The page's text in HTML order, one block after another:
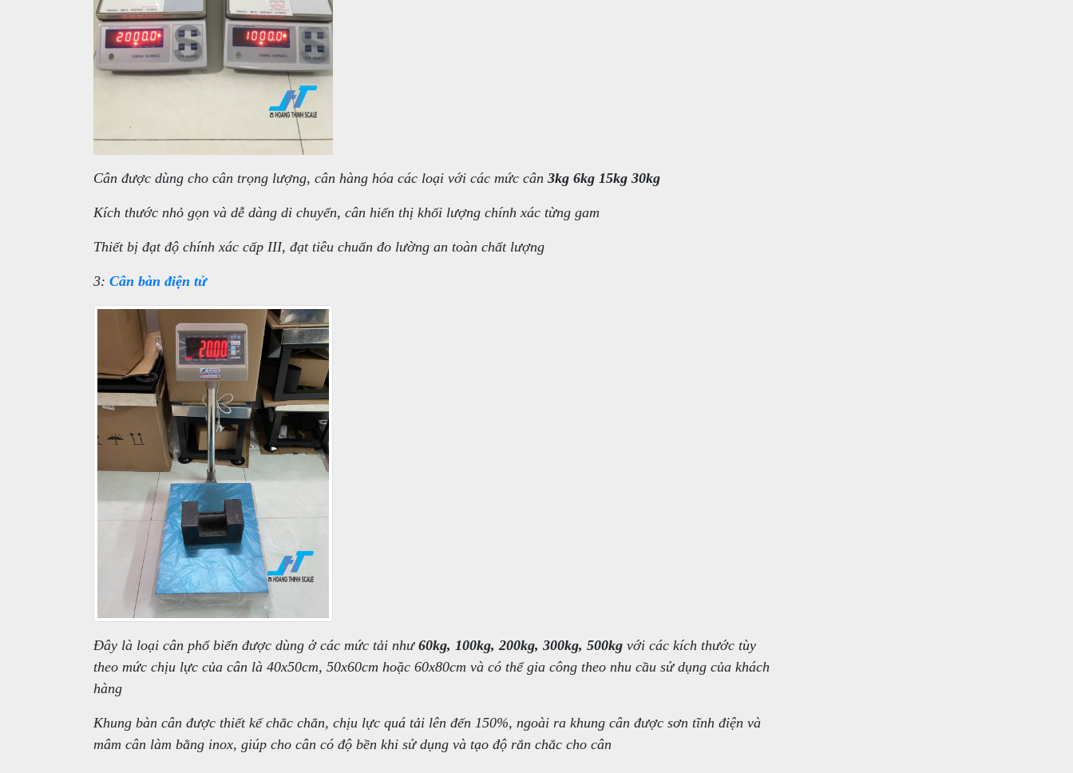
Cân được dùng cho cân trọng lượng, cân hàng hóa các loại với các mức cân 3kg 6kg 15kg 30kg
Kích thước nhỏ gọn và dễ dàng di chuyển, cân hiển thị khối lượng chính xác từng gam
Thiết bị đạt độ chính xác cấp III, đạt tiêu chuẩn đo lường an toàn chất lượng
3: Cân bàn điện tử
Đây là loại cân phổ biến được dùng ở các mức tải như 60kg, 100kg, 200kg, 300kg, 500kg với các kích thước tùy
theo mức chịu lực của cân là 40x50cm, 50x60cm hoặc 60x80cm và có thể gia công theo nhu cầu sử dụng của khách
hàng
Khung bàn cân được thiết kế chắc chắn, chịu lực quá tải lên đến 150%, ngoài ra khung cân được sơn tĩnh điện và
mâm cân làm bằng inox, giúp cho cân có độ bền khi sử dụng và tạo độ rắn chắc cho cân